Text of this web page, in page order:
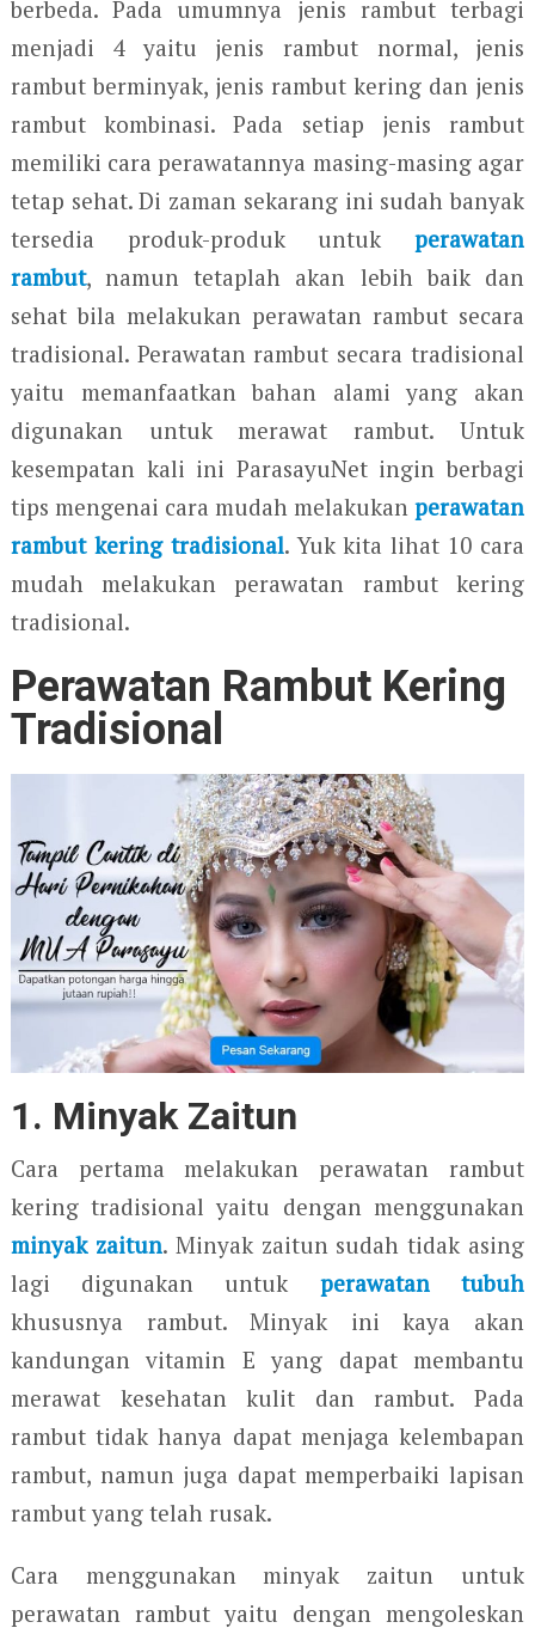
berbeda. Pada umumnya jenis rambut terbagi
menjadi 4 yaitu jenis rambut normal, jenis
rambut berminyak, jenis rambut kering dan jenis
rambut kombinasi. Pada setiap jenis rambut
memiliki cara perawatannya masing-masing agar
tetap sehat. Di zaman sekarang ini sudah banyak
tersedia produk-produk untukperawatan
rambut, namun tetaplah akan lebih baik dan
sehat bila melakukan perawatan rambut secara
tradisional. Perawatan rambut secara tradisional
yaitu memanfaatkan bahan alami yang akan
digunakan untuk merawat rambut. Untuk
kesempatan kali ini ParasayuNet ingin berbagi
tips mengenai cara mudah melakukanperawatan
rambut kering tradisional. Yuk kita lihat 10 cara
mudah melakukan perawatan rambut kering
tradisional.
Perawatan Rambut Kering
Tradisional
1. Minyak Zaitun
Cara pertama melakukan perawatan rambut
kering tradisional yaitu dengan menggunakan
minyak zaitun. Minyak zaitun sudah tidak asing
lagi digunakan untuk perawatan tubuh
khususnya rambut. Minyak ini kaya akan
kandungan vitamin E yang dapat membantu
merawat kesehatan kulit dan rambut. Pada
rambut tidak hanya dapat menjaga kelembapan
rambut, namun juga dapat memperbaiki lapisan
rambut yang telah rusak.
Cara menggunakan minyak zaitun untuk
perawatan rambut yaitu dengan mengoleskan